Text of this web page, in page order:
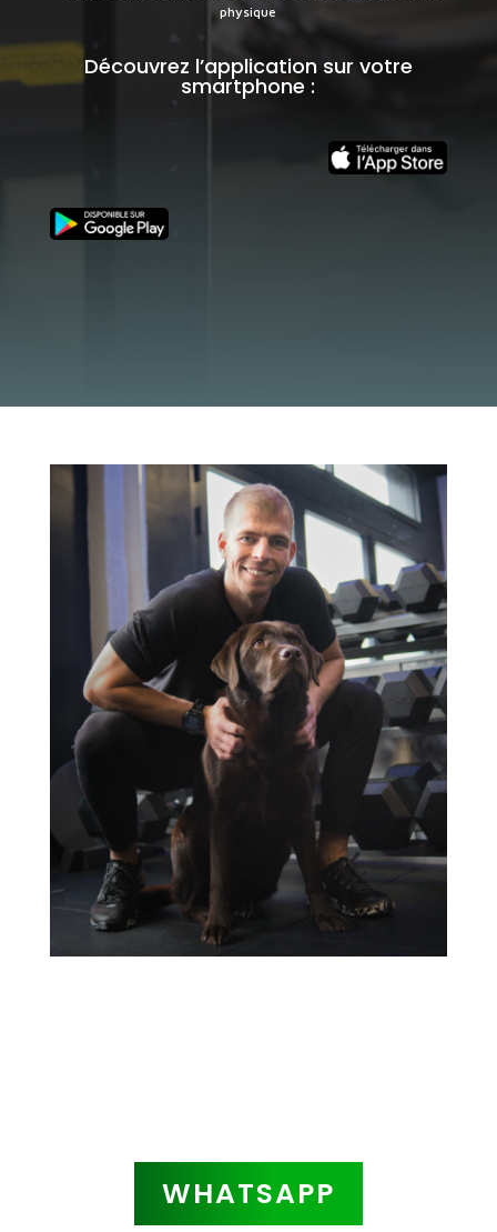
physique
Découvrez l’application sur votre
smartphone :
WHATSAPP